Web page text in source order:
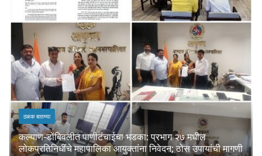
ठळक बातम्या
कल्याण-डोंबिवलीत पाणीटंचाईचा भडका: प्रभाग २७ मधील
लोकप्रतिनिधींचे महापालिका आयुक्तांना निवेदन; ठोस उपायांची मागणी